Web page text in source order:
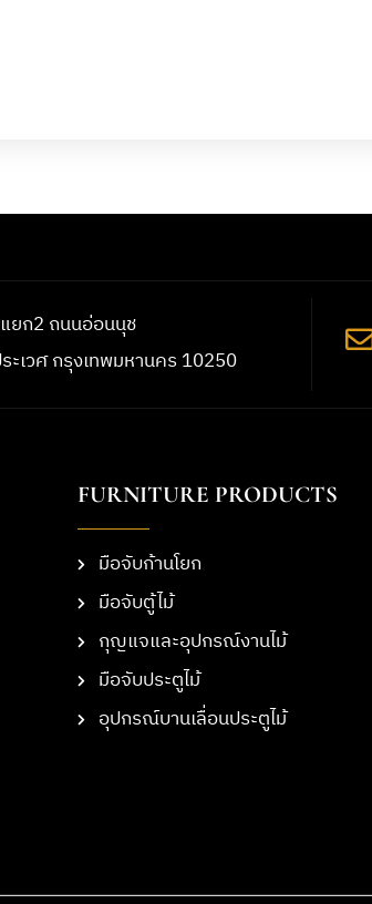
ยก2 ถนนอ่อนนุช
ะเวศ กรุงเทพมหานคร 10250
FURNITURE PRODUCTS
มือจับก้านโยก
มือจับตู้ไม้
กุญแจและอุปกรณ์งานไม้
มือจับประตูไม้
อุปกรณ์บานเลื่อนประตูไม้